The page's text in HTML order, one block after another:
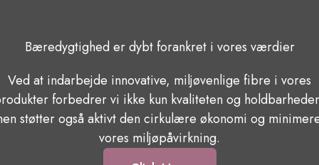
Bæredygtighed er dybt forankret i vores værdier
Ved at indarbejde innovative, miljøvenlige fibre i vores
forbedrer vi ikke kun kvaliteten og
støtter også aktivt den cirkulære økonomi og
vores miljøpåvirkning.